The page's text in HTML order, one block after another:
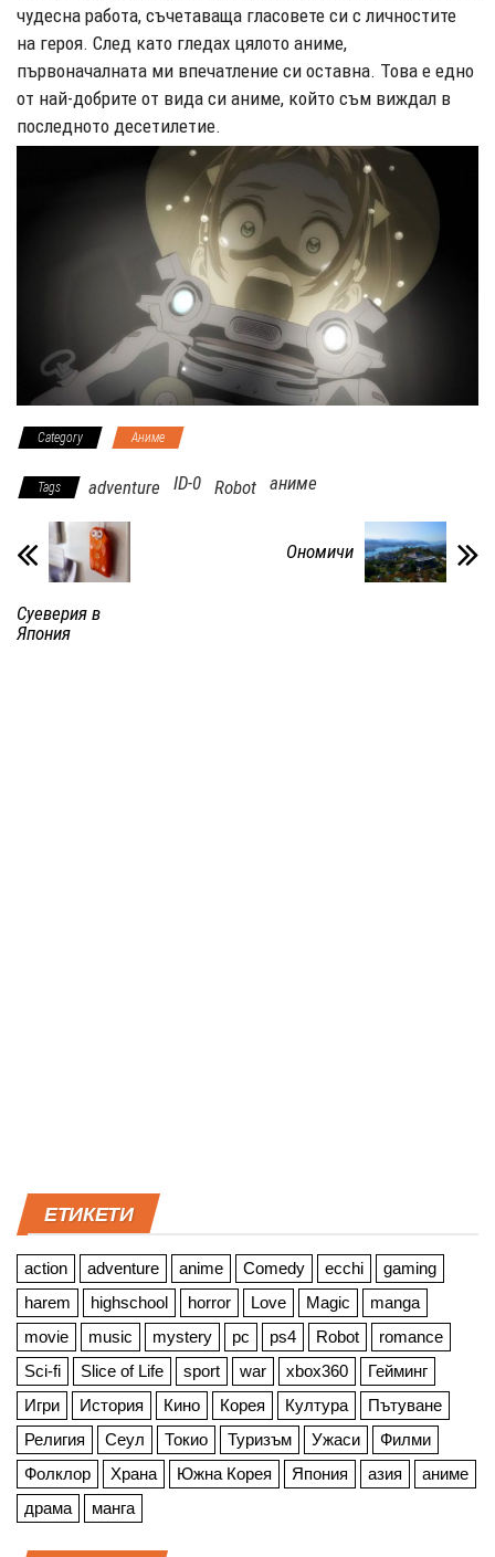
чудесна работа, съчетаваща гласовете си с личностите
на героя. След като гледах цялото аниме,
първоначалната ми впечатление си оставна. Това е едно
от най-добрите от вида си аниме, който съм виждал в
последното десетилетие.
Category Аниме
Tags adventure ID-0 Robot аниме
Суеверия в
Япония
Ономичи
ЕТИКЕТИ
action adventure anime Comedy ecchi
gaming
harem
highschool horror Love Magic
manga
movie
music mystery pc ps4 Robot
romance
Sci-fi
Slice of Life sport war xbox360
Гейминг
Игри
История Кино Корея Култура
Пътуване
Религия
Сеул Токио Туризъм Ужаси
Филми
Фолклор
Храна Южна Корея Япония азия
аниме
драма
манга